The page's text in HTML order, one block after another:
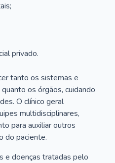
privado.
tanto os sistemas e
os órgãos, cuidando
O clínico geral
multidisciplinares,
para auxiliar outros
do paciente.
e doenças tratadas pelo